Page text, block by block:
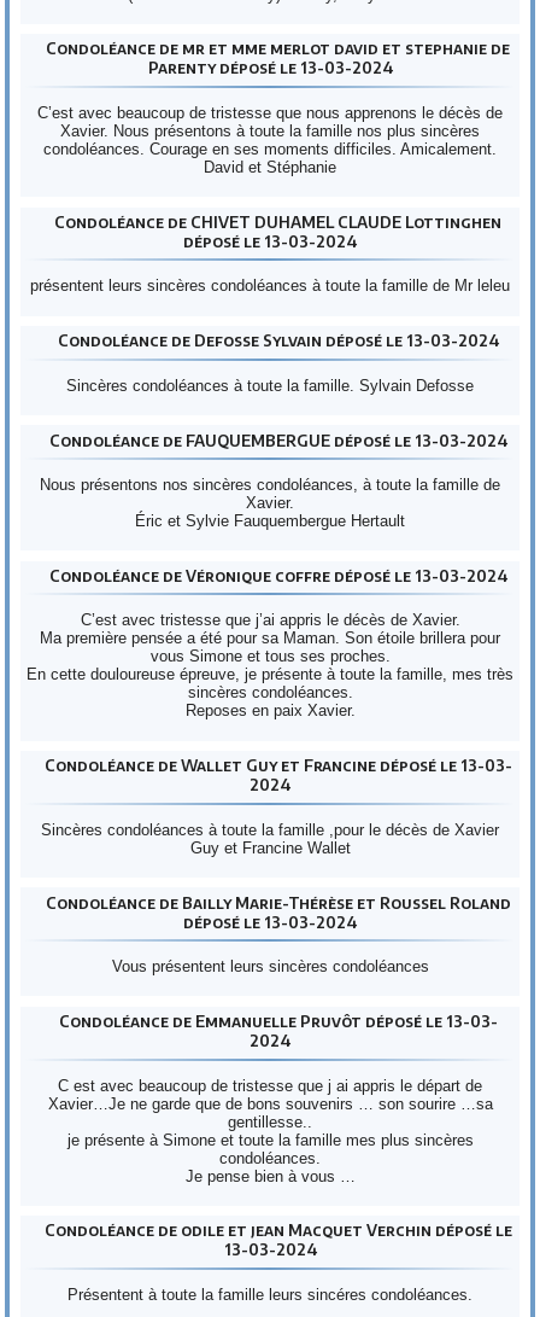
Condoléance de mr et mme merlot david et stephanie de
Parenty déposé le 13-03-2024
C’est avec beaucoup de tristesse que nous apprenons le décès de
Xavier. Nous présentons à toute la famille nos plus sincères
condoléances. Courage en ses moments difficiles. Amicalement.
David et Stéphanie
Condoléance de CHIVET DUHAMEL CLAUDE Lottinghen
déposé le 13-03-2024
présentent leurs sincères condoléances à toute la famille de Mr leleu
Condoléance de Defosse Sylvain déposé le 13-03-2024
Sincères condoléances à toute la famille. Sylvain Defosse
Condoléance de FAUQUEMBERGUE déposé le 13-03-2024
Nous présentons nos sincères condoléances, à toute la famille de
Xavier.
Éric et Sylvie Fauquembergue Hertault
Condoléance de Véronique coffre déposé le 13-03-2024
C’est avec tristesse que j’ai appris le décès de Xavier.
Ma première pensée a été pour sa Maman. Son étoile brillera pour
vous Simone et tous ses proches.
En cette douloureuse épreuve, je présente à toute la famille, mes très
sincères condoléances.
Reposes en paix Xavier.
Condoléance de Wallet Guy et Francine déposé le 13-03-
2024
Sincères condoléances à toute la famille ,pour le décès de Xavier
Guy et Francine Wallet
Condoléance de Bailly Marie-Thérèse et Roussel Roland
déposé le 13-03-2024
Vous présentent leurs sincères condoléances
Condoléance de Emmanuelle Pruvôt déposé le 13-03-
2024
C est avec beaucoup de tristesse que j ai appris le départ de
Xavier…Je ne garde que de bons souvenirs … son sourire …sa
gentillesse..
je présente à Simone et toute la famille mes plus sincères
condoléances.
Je pense bien à vous …
Condoléance de odile et jean Macquet Verchin déposé le
13-03-2024
Présentent à toute la famille leurs sincéres condoléances.